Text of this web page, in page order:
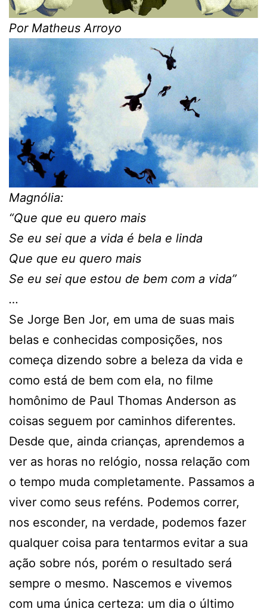
Por Matheus Arroyo
Magnólia:
“Que que eu quero mais
Se eu sei que a vida é bela e linda
Que que eu quero mais
Se eu sei que estou de bem com a vida”
…
Se Jorge Ben Jor, em uma de suas mais
belas e conhecidas composições, nos
começa dizendo sobre a beleza da vida e
como está de bem com ela, no filme
homônimo de Paul Thomas Anderson as
coisas seguem por caminhos diferentes.
Desde que, ainda crianças, aprendemos a
ver as horas no relógio, nossa relação com
o tempo muda completamente. Passamos a
viver como seus reféns. Podemos correr,
nos esconder, na verdade, podemos fazer
qualquer coisa para tentarmos evitar a sua
ação sobre nós, porém o resultado será
sempre o mesmo. Nascemos e vivemos
com uma única certeza: um dia o último